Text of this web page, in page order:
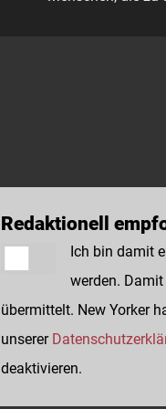
Redaktionell
Ich bin damit
werden.
übermittelt. New Yorker
unserer
deaktivieren.